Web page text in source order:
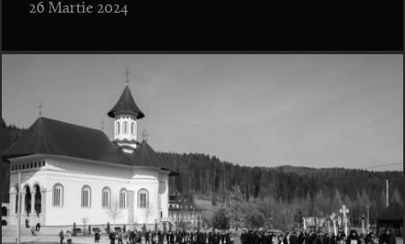
26 Martie 2024